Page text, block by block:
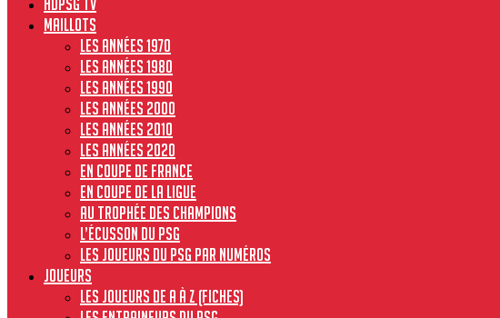
MAILLOTS
Les années 1970
Les années 1980
Les années 1990
Les années 2000
Les années 2010
Les années 2020
En Coupe de France
En Coupe de la Ligue
Au Trophée des Champions
L’écusson du PSG
Les joueurs du PSG par numéros
JOUEURS
Les joueurs de A à Z (fiches)